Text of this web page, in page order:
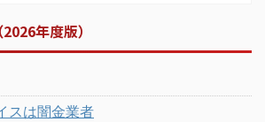
年度版）
スは闇金業者